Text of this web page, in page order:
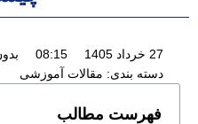
27 خرداد 1405 08:15
دسته بندی: مقالات آموزشی
فهرست مطالب